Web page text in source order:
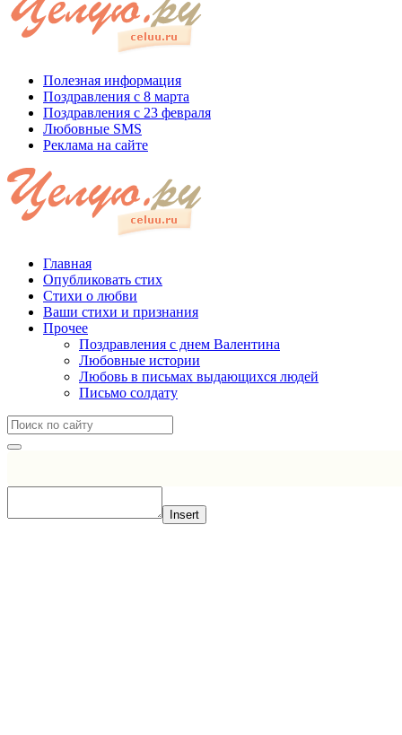
Полезная информация
Поздравления с 8 марта
Поздравления с 23 февраля
Любовные SMS
Реклама на сайте
Главная
Опубликовать стих
Стихи о любви
Ваши стихи и признания
Прочее
Поздравления с днем Валентина
Любовные истории
Любовь в письмах выдающихся людей
Письмо солдату
Insert